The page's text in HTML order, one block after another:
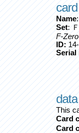
Name
Set:
F-
ID:
Serial
This
Card
Card